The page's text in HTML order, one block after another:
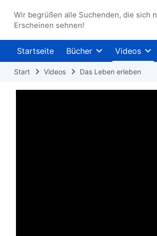
Wir begrüßen alle Suchenden, die sich
Erscheinen sehnen!
Startseite Bücher Videos
Start Videos Das Leben erleben